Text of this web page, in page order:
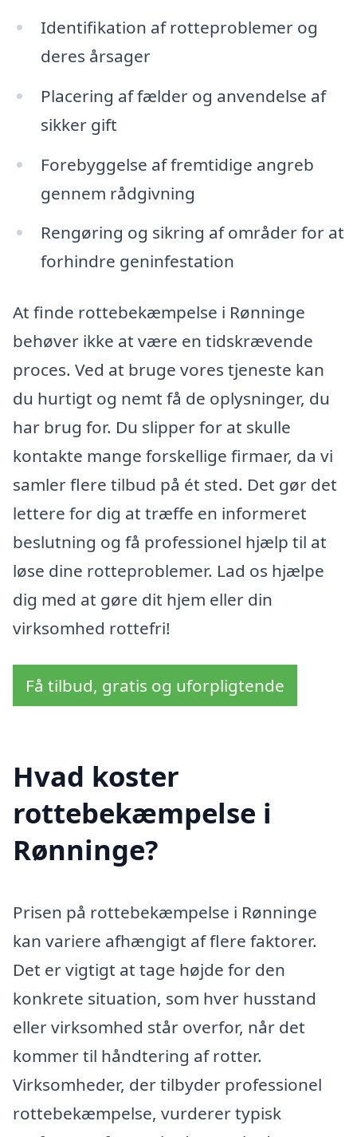
Identifikation af rotteproblemer og
deres årsager
Placering af fælder og anvendelse af
sikker gift
Forebyggelse af fremtidige angreb
gennem rådgivning
Rengøring og sikring af områder for at
forhindre geninfestation
At finde rottebekæmpelse i Rønninge
behøver ikke at være en tidskrævende
proces. Ved at bruge vores tjeneste kan
du hurtigt og nemt få de oplysninger, du
har brug for. Du slipper for at skulle
kontakte mange forskellige firmaer, da vi
samler flere tilbud på ét sted. Det gør det
lettere for dig at træffe en informeret
beslutning og få professionel hjælp til at
løse dine rotteproblemer. Lad os hjælpe
dig med at gøre dit hjem eller din
virksomhed rottefri!
Få tilbud, gratis og uforpligtende
Hvad koster
rottebekæmpelse i
Rønninge?
Prisen på rottebekæmpelse i Rønninge
kan variere afhængigt af flere faktorer.
Det er vigtigt at tage højde for den
konkrete situation, som hver husstand
eller virksomhed står overfor, når det
kommer til håndtering af rotter.
Virksomheder, der tilbyder professionel
rottebekæmpelse, vurderer typisk